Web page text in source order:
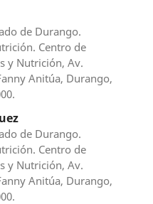
de Durango.
Centro de
y Nutrición, Av.
Anitúa, Durango,
de Durango.
Centro de
y Nutrición, Av.
Anitúa, Durango,